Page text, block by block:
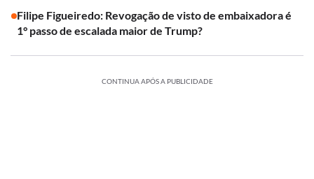
Filipe Figueiredo: Revogação de visto de embaixadora é
1° passo de escalada maior de Trump?
CONTINUA APÓS A PUBLICIDADE